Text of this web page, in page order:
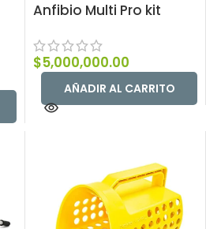
Anfibio Multi Pro kit
$5,000,000.00
AÑADIR AL CARRITO